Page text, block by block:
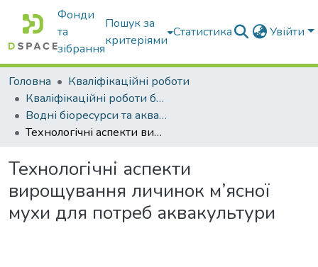
Фонди
та
зібрання
Пошук за
критеріями
Статистика Увійти
Головна
Кваліфікаційні роботи
Кваліфікаційні роботи бакалаврів
Водні біоресурси та аквакультура
Технологічні аспекти вирощування личинок м’ясної мухи для потреб аквакультури
Технологічні аспекти
вирощування личинок м’ясної
мухи для потреб аквакультури